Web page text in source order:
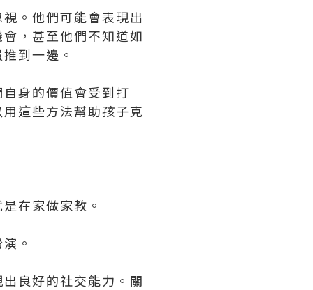
。他們可能會表現出
，甚至他們不知道如
到一邊。
身的價值會受到打
這些方法幫助孩子克
在家做家教。
。
良好的社交能力。關